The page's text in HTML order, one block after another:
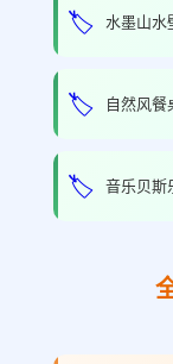
🏷️ 水墨山水
🏷️ 自然风餐
🏷️ 音乐贝斯